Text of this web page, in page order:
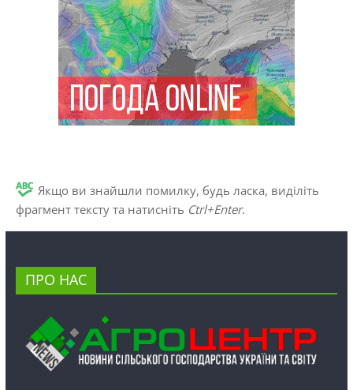
Якщо ви знайшли помилку, будь ласка, виділіть
фрагмент тексту та натисніть Ctrl+Enter.
ПРО НАС